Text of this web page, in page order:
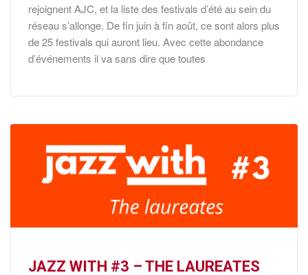
rejoignent AJC, et la liste des festivals d’été au sein du
réseau s’allonge. De fin juin à fin août, ce sont alors plus
de 25 festivals qui auront lieu. Avec cette abondance
d’événements il va sans dire que toutes
JAZZ WITH #3 – THE LAUREATES